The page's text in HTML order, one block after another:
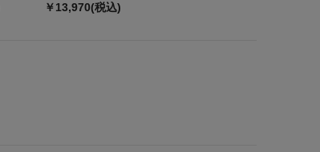
￥13,970(税込)